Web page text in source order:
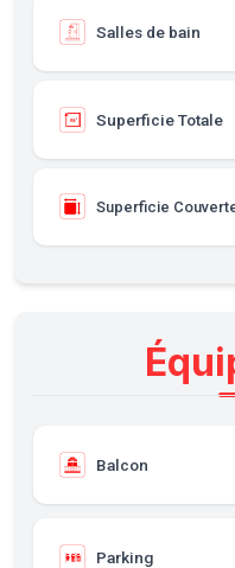
Salles de bain
Superficie Totale
Superficie
Balcon
Parking